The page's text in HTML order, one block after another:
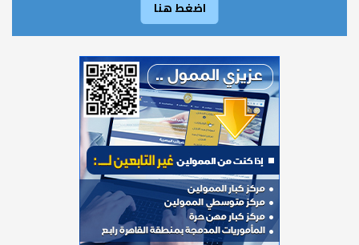
اضغط هنا